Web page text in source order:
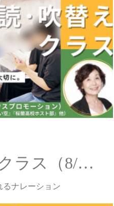
ナレーションクラス（8/1更新）
ナレーション